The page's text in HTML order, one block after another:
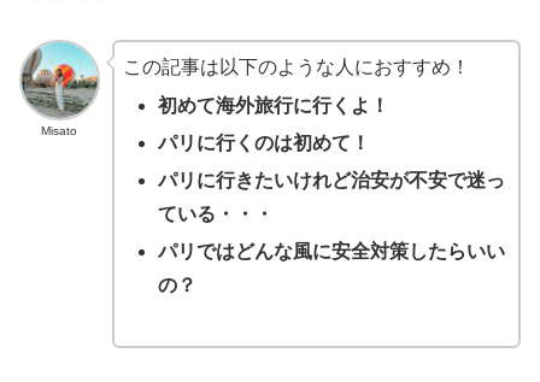
Misato
この記事は以下のような人におすすめ！
初めて海外旅行に行くよ！
パリに行くのは初めて！
パリに行きたいけれど治安が不安で迷っ
ている・・・
パリではどんな風に安全対策したらいい
の？